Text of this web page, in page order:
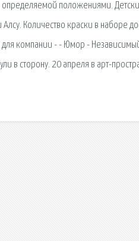
положениями.
Количество краски в наборе
компании - - Юмор -
в сторону. 20 апреля в арт-